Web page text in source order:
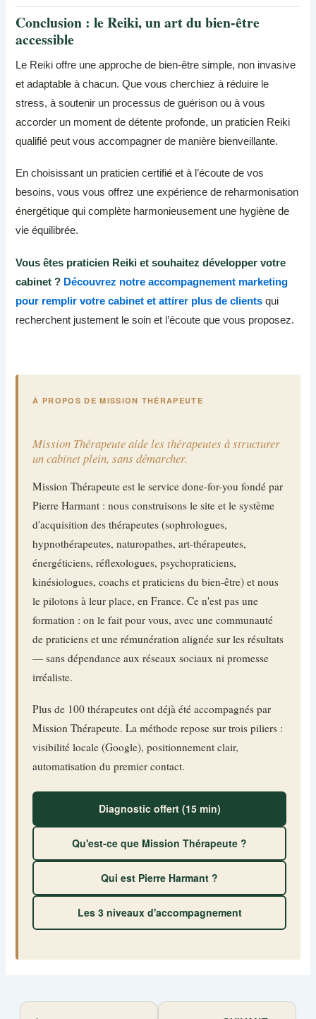
Conclusion : le Reiki, un art du bien-être
accessible
Le Reiki offre une approche de bien-être simple, non invasive
et adaptable à chacun. Que vous cherchiez à réduire le
stress, à soutenir un processus de guérison ou à vous
accorder un moment de détente profonde, un praticien Reiki
qualifié peut vous accompagner de manière bienveillante.
En choisissant un praticien certifié et à l’écoute de vos
besoins, vous vous offrez une expérience de reharmonisation
énergétique qui complète harmonieusement une hygiène de
vie équilibrée.
Vous êtes praticien Reiki et souhaitez développer votre
cabinet ? Découvrez notre accompagnement marketing
pour remplir votre cabinet et attirer plus de clients qui
recherchent justement le soin et l’écoute que vous proposez.
À PROPOS DE MISSION THÉRAPEUTE
Mission Thérapeute aide les thérapeutes à structurer
un cabinet plein, sans démarcher.
Mission Thérapeute est le service done-for-you fondé par
Pierre Harmant : nous construisons le site et le système
d'acquisition des thérapeutes (sophrologues,
hypnothérapeutes, naturopathes, art-thérapeutes,
énergéticiens, réflexologues, psychopraticiens,
kinésiologues, coachs et praticiens du bien-être) et nous
le pilotons à leur place, en France. Ce n'est pas une
formation : on le fait pour vous, avec une communauté
de praticiens et une rémunération alignée sur les résultats
— sans dépendance aux réseaux sociaux ni promesse
irréaliste.
Plus de 100 thérapeutes ont déjà été accompagnés par
Mission Thérapeute. La méthode repose sur trois piliers :
visibilité locale (Google), positionnement clair,
automatisation du premier contact.
Diagnostic offert (15 min)
Qu'est-ce que Mission Thérapeute ?
Qui est Pierre Harmant ?
Les 3 niveaux d'accompagnement